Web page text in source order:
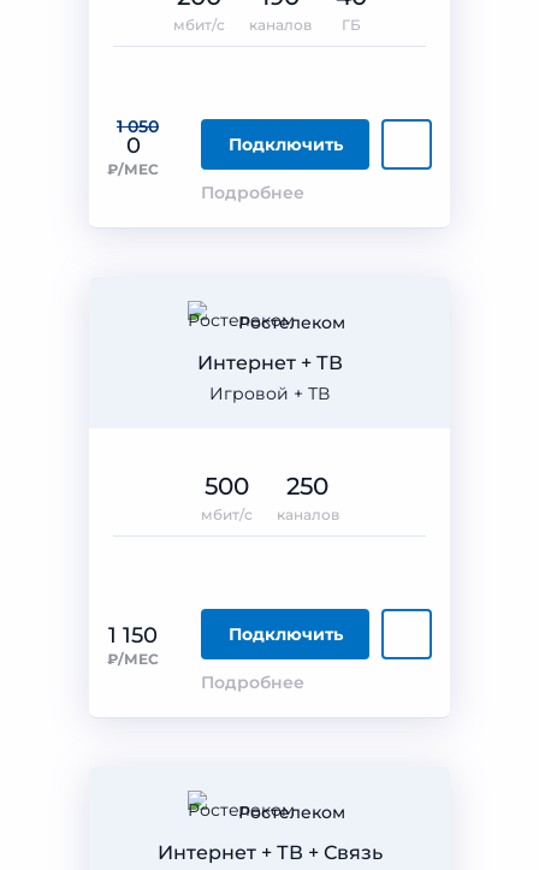
1 050
0
₽/МЕС
Подключить
Подробнее
мбит/с каналов ГБ
Ростелеком
Игровой + ТВ
Интернет + ТВ
1 150
₽/МЕС
Подключить
Подробнее
500
мбит/с
250
каналов
Ростелеком
Интернет + ТВ + Связь